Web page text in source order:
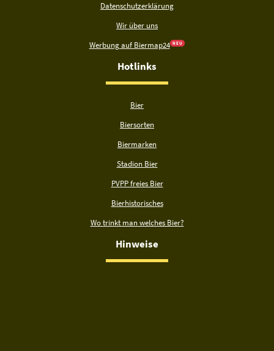
Datenschutzerklärung
Wir über uns
Werbung auf Biermap24 N E U
Hotlinks
Bier
Biersorten
Biermarken
Stadion Bier
PVPP freies Bier
Bierhistorisches
Wo trinkt man welches Bier?
Hinweise